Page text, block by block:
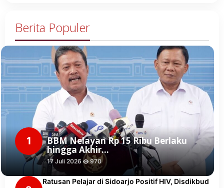
Berita Populer
1 BBM Nelayan Rp 15 Ribu Berlaku
hingga Akhir…
17 Juli 2026 970
Ratusan Pelajar di Sidoarjo Positif HIV, Disdikbud